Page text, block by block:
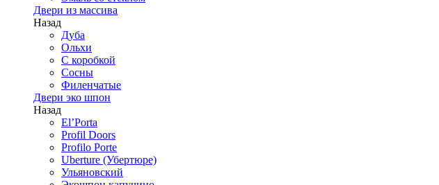
Двери из массива
Назад
Дуба
Ольхи
С коробкой
Сосны
Филенчатые
Двери эко шпон
Назад
El’Porta
Profil Doors
Profilo Porte
Uberture (Убертюре)
Ульяновский